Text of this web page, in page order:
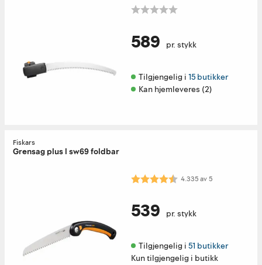
589 pr. stykk
Tilgjengelig i 15 butikker
Kan hjemleveres (2)
Fiskars
Grensag plus l sw69 foldbar
Karakter: 4.3 av 5 mulige
4.335av5
539 pr. stykk
Tilgjengelig i 51 butikker
Kun tilgjengelig i butikk